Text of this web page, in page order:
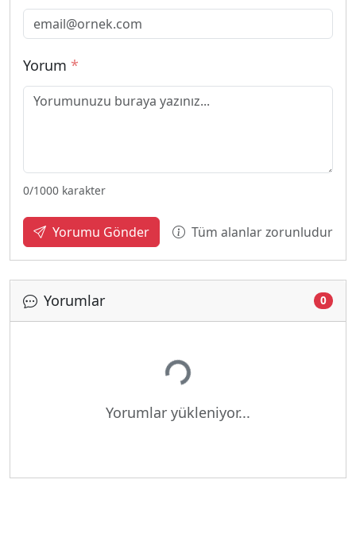
Yorum *
0/1000 karakter
Yorumu Gönder Tüm alanlar zorunludur
Yorumlar 0
Yükleniyor...
Yorumlar yükleniyor...